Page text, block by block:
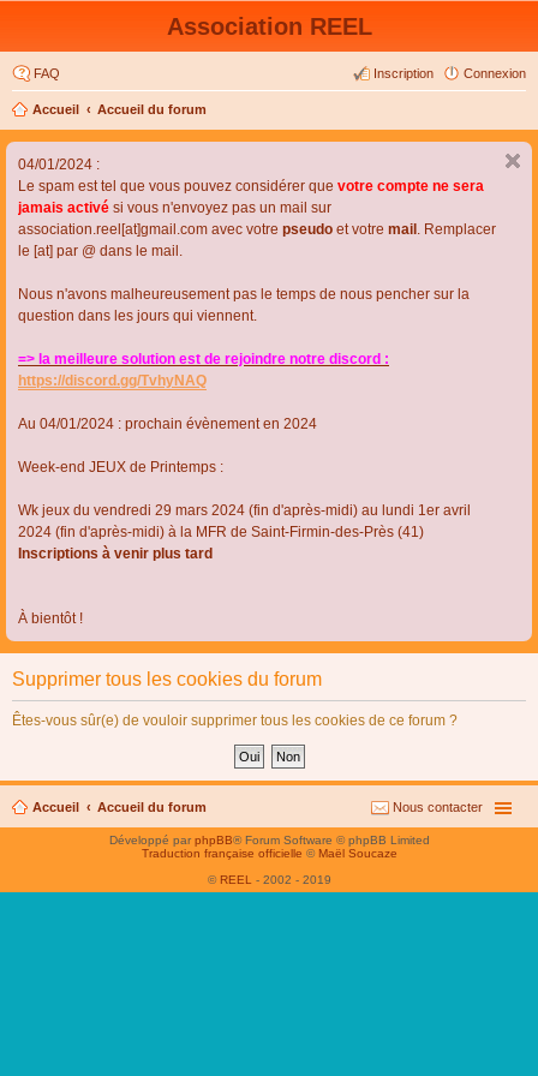
Association REEL
FAQ Connexion
Inscription
Accueil Accueil du forum
04/01/2024 :
Le spam est tel que vous pouvez considérer que votre compte ne sera
jamais activé si vous n'envoyez pas un mail sur
association.reel[at]gmail.com avec votre pseudo et votre mail . Remplacer
le [at] par @ dans le mail.
Nous n'avons malheureusement pas le temps de nous pencher sur la
question dans les jours qui viennent.
=> la meilleure solution est de rejoindre notre discord :
https://discord.gg/TvhyNAQ
Au 04/01/2024 : prochain évènement en 2024
Week-end JEUX de Printemps :
Wk jeux du vendredi 29 mars 2024 (fin d'après-midi) au lundi 1er avril
2024 (fin d'après-midi) à la MFR de Saint-Firmin-des-Près (41)
Inscriptions à venir plus tard
À bientôt !
Supprimer tous les cookies du forum
Êtes-vous sûr(e) de vouloir supprimer tous les cookies de ce forum ?
Accueil Accueil du forum Nous contacter
Développé parphpBB® Forum Software © phpBB Limited
Traduction française officielle © Maël Soucaze
© REEL - 2002 - 2019